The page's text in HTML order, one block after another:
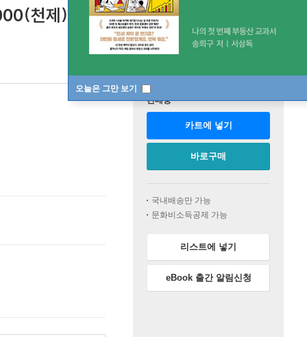
오늘은 그만 보기
천제) 기출집 A형 소방승진 시험대비
판매중
카트에 넣기
바로구매
국내배송만 가능
문화비소득공제 가능
리스트에 넣기
eBook 출간 알림신청